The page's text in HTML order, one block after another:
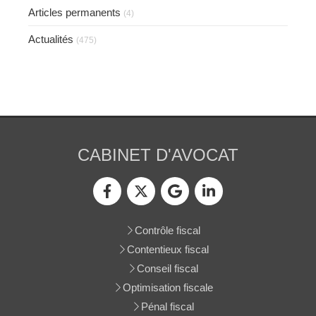
Articles permanents (4)
Actualités (475)
CABINET D'AVOCAT
Contrôle fiscal
Contentieux fiscal
Conseil fiscal
Optimisation fiscale
Pénal fiscal